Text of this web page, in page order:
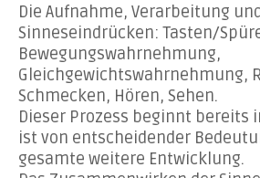
Die Aufnahme, Verarbeitung
Sinneseindrücken: Tasten/
Bewegungswahrnehmung,
Gleichgewichtswahrnehmung,
Schmecken, Hören, Sehen.
Dieser Prozess beginnt bereits
ist von entscheidender
gesamte weitere Entwicklung.